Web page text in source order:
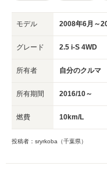
モデル 2008年6月～
グレード 2.5 i-S 4WD
所有者 自分のクルマ
所有期間 2016/10～
燃費 10km/L
投稿者：sryrkoba（千葉県）